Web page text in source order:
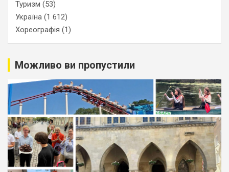
Туризм (53)
Україна (1 612)
Хореографія (1)
Можливо ви пропустили